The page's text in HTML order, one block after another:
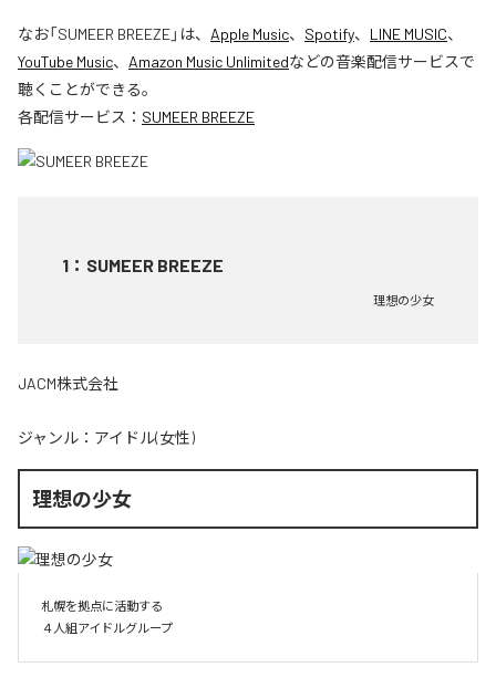
なお「SUMEER BREEZE」は、 Apple Music、 Spotify、 LINE MUSIC、
YouTube Music、 Amazon Music Unlimitedなどの音楽配信サービスで
聴くことができる。
各配信サービス： SUMEER BREEZE
1 ： SUMEER BREEZE
理想の少女
JACM株式会社
ジャンル： アイドル(女性)
理想の少女
札幌を拠点に活動する
４人組アイドルグループ